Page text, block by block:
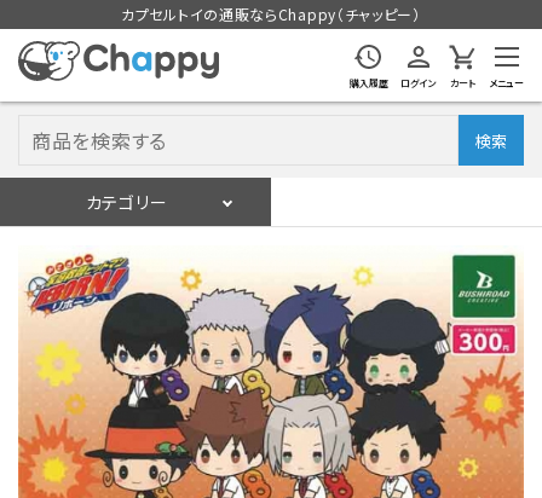
カプセルトイの通販ならChappy（チャッピー）
購入履歴 ログイン カート メニュー
検索
カテゴリー
ログイン 会員登録
入荷スケジュールをチェック
カプセルトイマシン本体
カプセルトイ